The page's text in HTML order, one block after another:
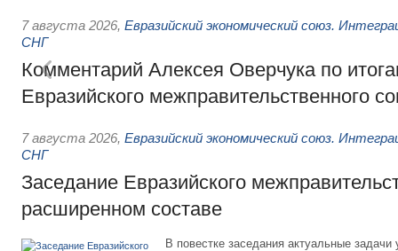
7 августа 2026, Евразийский экономический союз.
СНГ
Комментарий Алексея Оверчука по
Евразийского межправительственного
7 августа 2026, Евразийский экономический союз.
СНГ
Заседание Евразийского
расширенном составе
В повестке заседания актуальные задачи